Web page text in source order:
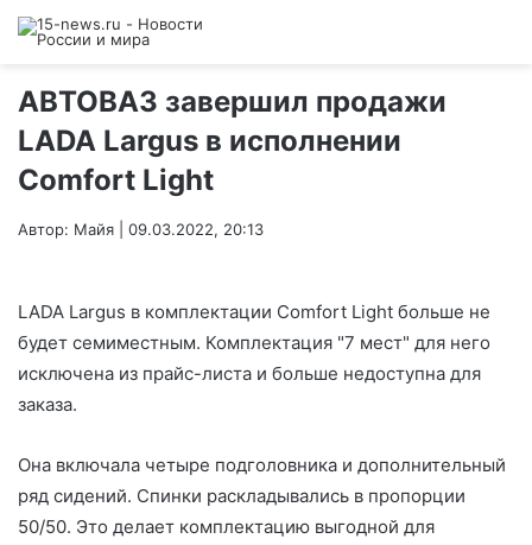
АВТОВАЗ завершил продажи
LADA Largus в исполнении
Comfort Light
Автор: Майя | 09.03.2022, 20:13
LADA Largus в комплектации Comfort Light больше не
будет семиместным. Комплектация "7 мест" для него
исключена из прайс-листа и больше недоступна для
заказа.
Она включала четыре подголовника и дополнительный
ряд сидений. Спинки раскладывались в пропорции
50/50. Это делает комплектацию выгодной для